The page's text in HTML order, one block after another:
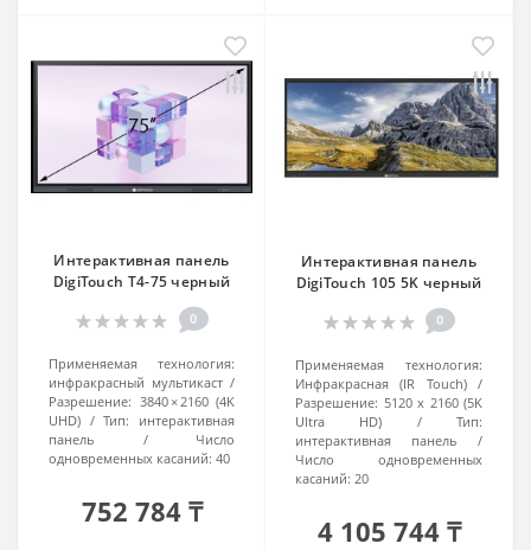
Интерактивная панель
DigiTouch T4-75 черный
0
Применяемая технология:
инфракрасный мультикаст
Разрешение: 3840 × 2160 (4K
UHD)
Тип:
интерактивная
панель
Число
одновременных касаний: 40
752 784 ₸
Интерактивная панель
DigiTouch 105 5K черный
0
Применяемая технология:
Инфракрасная (IR Touch)
Разрешение: 5120 x 2160 (5K
Ultra HD)
Тип:
интерактивная панель
Число одновременных
касаний: 20
4 105 744 ₸